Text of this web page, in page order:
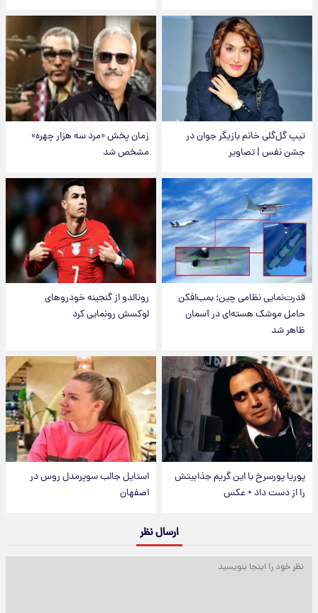
تیپ گل‌گلی خانم بازیگر جوان در
جشن نفس | تصاویر
زمان پخش «مرد سه هزار چهره»
مشخص شد
قدرت‌نمایی نظامی چین؛ بمب‌افکن
حامل موشک هسته‌ای در آسمان
ظاهر شد
رونالدو از گنجینه خودروهای
لوکسش رونمایی کرد
پوریا پورسرخ با این گریم جذابیتش
را از دست داد + عکس
استایل جالب سوپرمدل روس در
اصفهان
ارسال نظر